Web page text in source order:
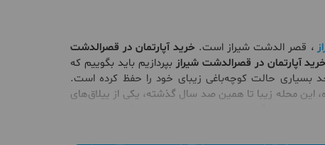
، قصر الدشت شیراز است. خرید آپارتمان در قصرالدشت
خرید آپارتمان در قصرالدشت شیراز بپردازیم باید بگوییم که
بسیاری حالت کوچه‌باغی زیبای خود را حفظ کرده است.
محله زیبا تا همین صد سال گذشته، یکی از ییلاق‌های